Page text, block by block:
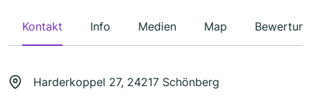
Kontakt Info Medien Map
Harderkoppel 27, 24217 Schönberg